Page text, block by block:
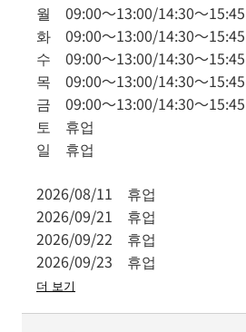
월 09:00～13:00/14:30～15:45
화 09:00～13:00/14:30～15:45
수 09:00～13:00/14:30～15:45
목 09:00～13:00/14:30～15:45
금 09:00～13:00/14:30～15:45
토 휴업
일 휴업
2026/08/11 휴업
2026/09/21 휴업
2026/09/22 휴업
2026/09/23 휴업
더 보기